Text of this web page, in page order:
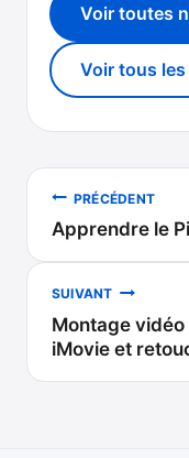
Voir toutes
Voir tous
de
l’article
PRÉCÉDENT
Apprendre le
SUIVANT
Montage vidéo
iMovie et